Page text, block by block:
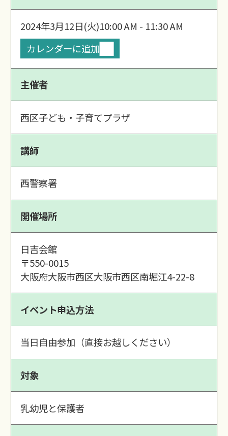
2024年3月12日(火)10:00 AM - 11:30 AM
カレンダーに追加
主催者
西区子ども・子育てプラザ
講師
西警察署
開催場所
日吉会館
〒550-0015
大阪府大阪市西区大阪市西区南堀江4-22-8
イベント申込方法
当日自由参加（直接お越しください）
対象
乳幼児と保護者